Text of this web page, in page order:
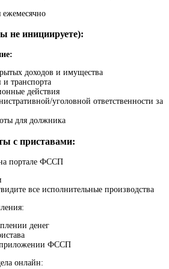
не инициируете):
доходов и имущества
транспорта
действия
уголовной ответственности за
для должника
с приставами:
на портале ФССП
все исполнительные производства
денег
приложении ФССП
онлайн: